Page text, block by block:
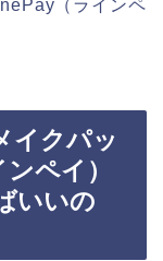
（ラインペ
イクパッ
ペイ）
いいの